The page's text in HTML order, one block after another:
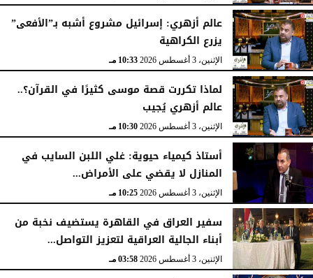
عالم أزهري: إسرائيل مشروع أشبه بـ”الأفعى”
يزرع الكراهية
الإثنين، 3 أغسطس 2026 10:33 مـ
لماذا تكررت قصة موسى كثيرًا في القرآن؟..
عالم أزهري يُجيب
الإثنين، 3 أغسطس 2026 10:30 مـ
أستاذ كيمياء حيوية: غلي اللبن السايب في
المنازل لا يقضي على الأمراض...
الإثنين، 3 أغسطس 2026 10:25 مـ
سفير العراق في القاهرة يستضيف نخبة من
أبناء الجالية العراقية لتعزيز التواصل...
الإثنين، 3 أغسطس 2026 03:58 مـ